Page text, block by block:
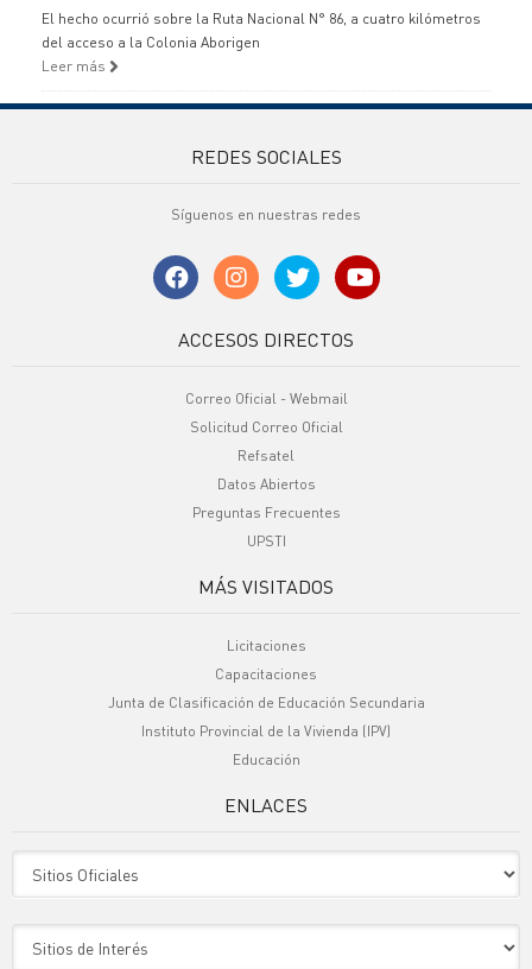
El hecho ocurrió sobre la Ruta Nacional N° 86, a cuatro kilómetros
del acceso a la Colonia Aborigen
Leer más
REDES SOCIALES
Síguenos en nuestras redes
ACCESOS DIRECTOS
Correo Oficial - Webmail
Solicitud Correo Oficial
Refsatel
Datos Abiertos
Preguntas Frecuentes
UPSTI
MÁS VISITADOS
Licitaciones
Capacitaciones
Junta de Clasificación de Educación Secundaria
Instituto Provincial de la Vivienda (IPV)
Educación
ENLACES